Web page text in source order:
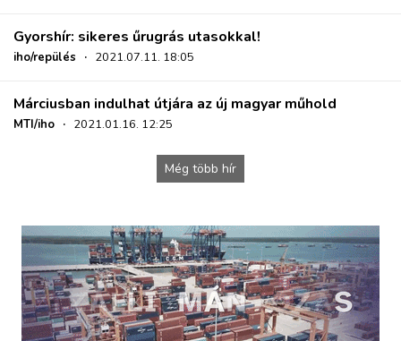
Gyorshír: sikeres űrugrás utasokkal!
iho/repülés · 2021.07.11. 18:05
Márciusban indulhat útjára az új magyar műhold
MTI/iho · 2021.01.16. 12:25
Még több hír